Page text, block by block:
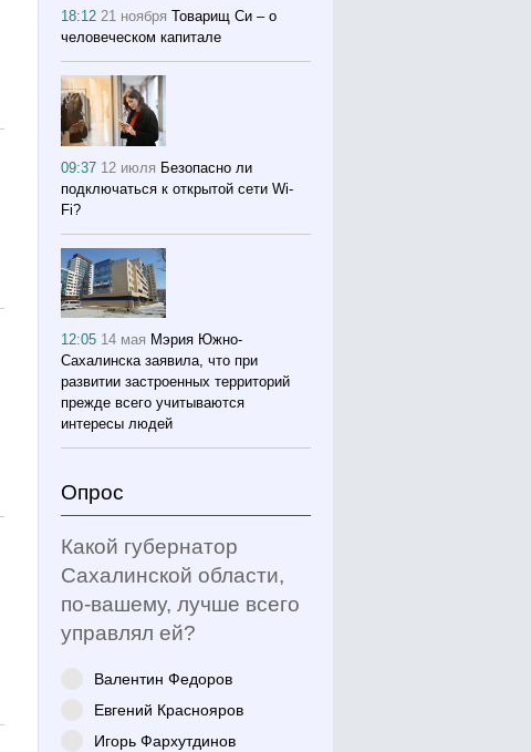
18:1221 ноября Товарищ Си – о
человеческом капитале
09:37 12 июля Безопасно ли
подключаться к открытой сети Wi-
Fi?
12:05 14 мая Мэрия Южно-
Сахалинска заявила, что при
развитии застроенных территорий
прежде всего учитываются
интересы людей
Опрос
Какой губернатор
Сахалинской области,
по-вашему, лучше всего
управлял ей?
Валентин Федоров
Евгений Краснояров
Игорь Фархутдинов